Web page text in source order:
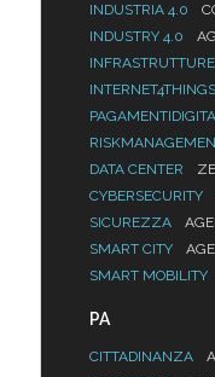
INDUSTRIA 4.0
INDUSTRY 4.0
INFRASTRUTTURE
INTERNET4THINGS
DATA CENTER
CYBERSECURITY
SICUREZZA
SMART CITY
SMART MOBILITY
PA
CITTADINANZA